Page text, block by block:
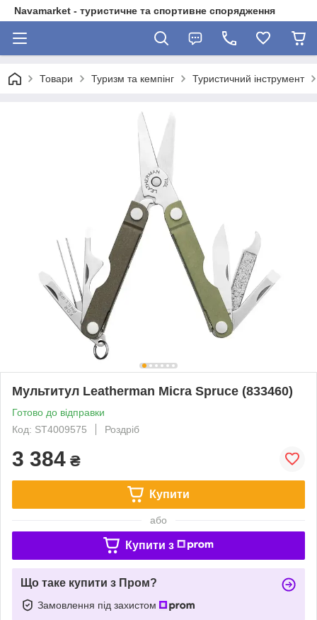
Navamarket - туристичне та спортивне спорядження
Товари Туризм та кемпінг Туристичний інструмент
Мультитул Leatherman Micra Spruce (833460)
Готово до відправки
Код: ST4009575
Роздріб
3 384 ₴
Купити
або
Купити з
Що таке купити з Пром?
Замовлення під захистом